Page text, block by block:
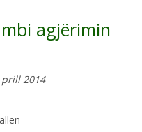
agjërimin
2014